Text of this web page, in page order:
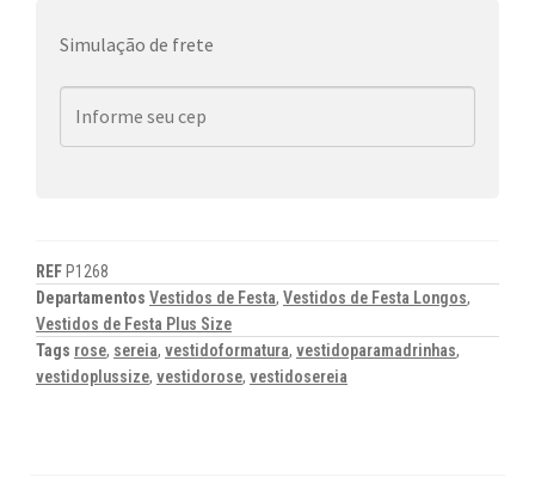
Simulação de frete
REF P1268
Departamentos Vestidos de Festa, Vestidos de Festa Longos,
Vestidos de Festa Plus Size
Tags rose, sereia, vestidoformatura, vestidoparamadrinhas,
vestidoplussize, vestidorose, vestidosereia